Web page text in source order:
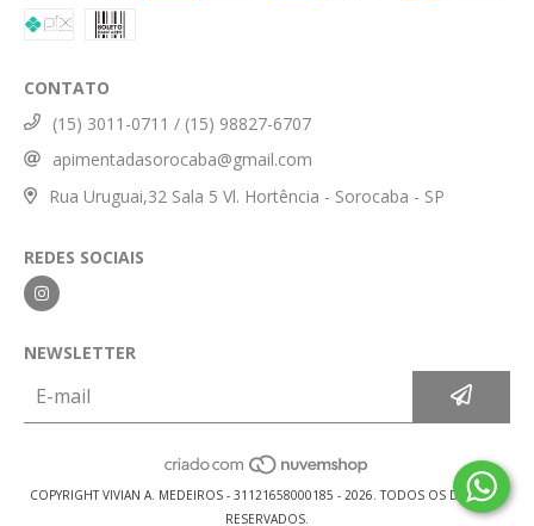
CONTATO
(15) 3011-0711 / (15) 98827-6707
apimentadasorocaba@gmail.com
Rua Uruguai,32 Sala 5 Vl. Hortência - Sorocaba - SP
REDES SOCIAIS
NEWSLETTER
COPYRIGHT VIVIAN A. MEDEIROS - 31121658000185 - 2026. TODOS OS DIREITOS
RESERVADOS.